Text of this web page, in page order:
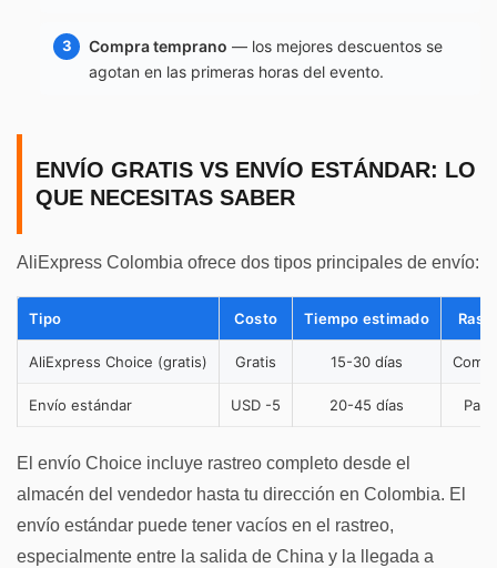
Compra temprano — los mejores descuentos se
agotan en las primeras horas del evento.
ENVÍO GRATIS VS ENVÍO ESTÁNDAR: LO
QUE NECESITAS SABER
AliExpress Colombia ofrece dos tipos principales de envío:
Tipo Costo Tiempo estimado
AliExpress Choice (gratis) Gratis 15-30 días
Envío estándar USD -5 20-45 días
El envío Choice incluye rastreo completo desde el
almacén del vendedor hasta tu dirección en Colombia. El
envío estándar puede tener vacíos en el rastreo,
especialmente entre la salida de China y la llegada a